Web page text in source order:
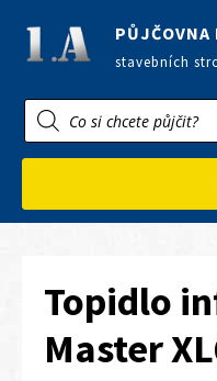
PŮJČOVNA
stavebních
Products
search
Topidlo
Master